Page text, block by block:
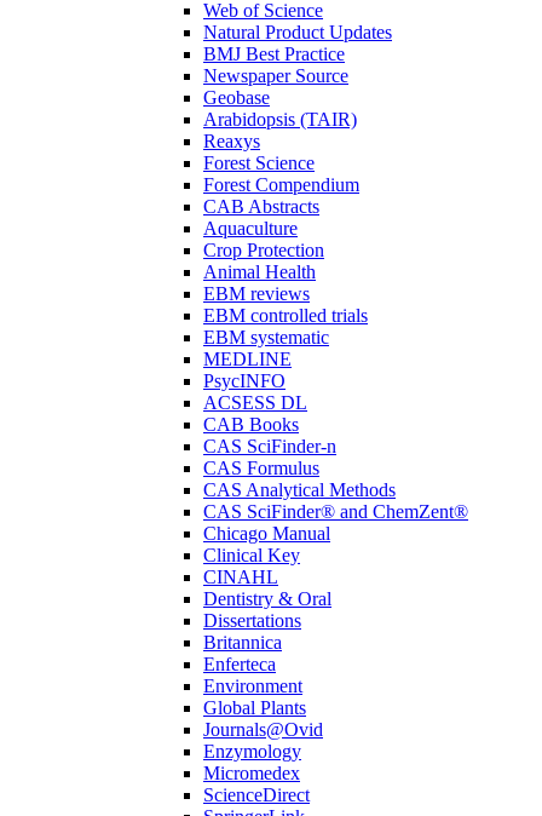
Web of Science
Natural Product Updates
BMJ Best Practice
Newspaper Source
Geobase
Arabidopsis (TAIR)
Reaxys
Forest Science
Forest Compendium
CAB Abstracts
Aquaculture
Crop Protection
Animal Health
EBM reviews
EBM controlled trials
EBM systematic
MEDLINE
PsycINFO
ACSESS DL
CAB Books
CAS SciFinder-n
CAS Formulus
CAS Analytical Methods
CAS SciFinder® and ChemZent®
Chicago Manual
Clinical Key
CINAHL
Dentistry & Oral
Dissertations
Britannica
Enferteca
Environment
Global Plants
Journals@Ovid
Enzymology
Micromedex
ScienceDirect